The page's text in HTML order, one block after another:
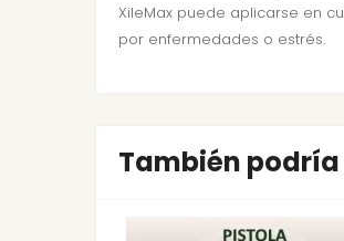
XileMax puede aplicarse en
por enfermedades o estrés.
También